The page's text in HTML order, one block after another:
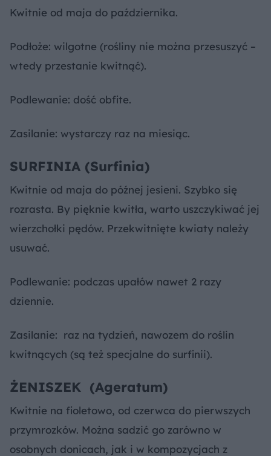
Kwitnie od maja do października.
Podłoże: wilgotne (rośliny nie można przesuszyć –
wtedy przestanie kwitnąć).
Podlewanie: dość obfite.
Zasilanie: wystarczy raz na miesiąc.
SURFINIA (Surfinia)
Kwitnie od maja do późnej jesieni. Szybko się
rozrasta. By pięknie kwitła, warto uszczykiwać jej
wierzchołki pędów. Przekwitnięte kwiaty należy
usuwać.
Podlewanie: podczas upałów nawet 2 razy
dziennie.
Zasilanie: raz na tydzień, nawozem do roślin
kwitnących (są też specjalne do surfinii).
ŻENISZEK (Ageratum)
Kwitnie na fioletowo, od czerwca do pierwszych
przymrozków. Można sadzić go zarówno w
osobnych donicach, jak i w kompozycjach z